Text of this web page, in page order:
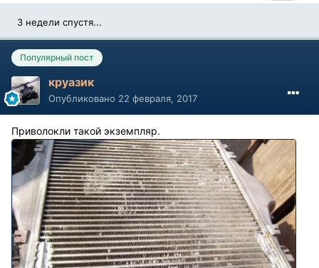
3 недели спустя...
Популярный пост
круазик
Опубликовано 22 февраля, 2017
Приволокли такой экземпляр.